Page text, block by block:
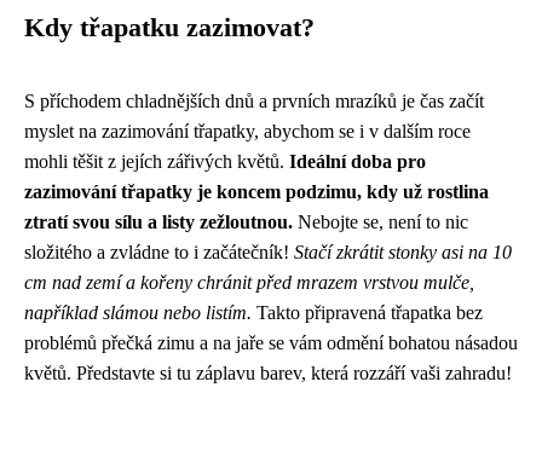
Kdy třapatku zazimovat?
S příchodem chladnějších dnů a prvních mrazíků je čas začít
myslet na zazimování třapatky, abychom se i v dalším roce
mohli těšit z jejích zářivých květů. Ideální doba pro
zazimování třapatky je koncem podzimu, kdy už rostlina
ztratí svou sílu a listy zežloutnou. Nebojte se, není to nic
složitého a zvládne to i začátečník! Stačí zkrátit stonky asi na 10
cm nad zemí a kořeny chránit před mrazem vrstvou mulče,
například slámou nebo listím. Takto připravená třapatka bez
problémů přečká zimu a na jaře se vám odmění bohatou násadou
květů. Představte si tu záplavu barev, která rozzáří vaši zahradu!